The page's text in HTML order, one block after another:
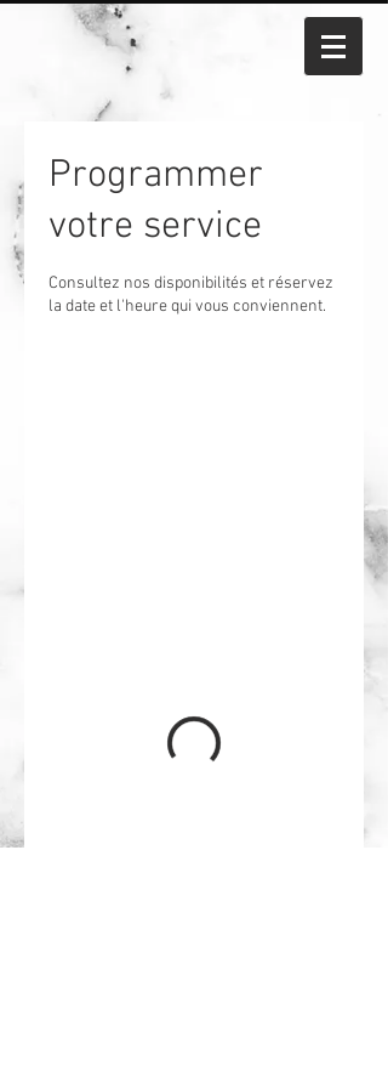
Programmer
votre service
Consultez nos disponibilités et réservez
la date et l'heure qui vous conviennent.